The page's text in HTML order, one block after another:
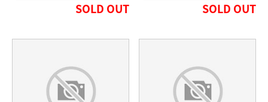
SOLD OUT SOLD OUT